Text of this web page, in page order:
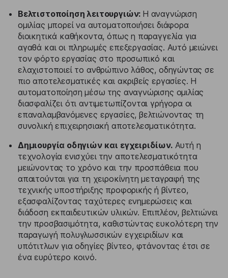
Βελτιστοποίηση λειτουργιών: Η αναγνώριση
ομιλίας μπορεί να αυτοματοποιήσει διάφορα
διοικητικά καθήκοντα, όπως η παραγγελία για
αγαθά και οι πληρωμές επεξεργασίας. Αυτό μειώνει
τον φόρτο εργασίας στο προσωπικό και
ελαχιστοποιεί το ανθρώπινο λάθος, οδηγώντας σε
πιο αποτελεσματικές και ακριβείς εργασίες. Η
αυτοματοποίηση μέσω της αναγνώρισης ομιλίας
διασφαλίζει ότι αντιμετωπίζονται γρήγορα οι
επαναλαμβανόμενες εργασίες, βελτιώνοντας τη
συνολική επιχειρησιακή αποτελεσματικότητα.
Δημιουργία οδηγιών και εγχειριδίων.Αυτή η
τεχνολογία ενισχύει την αποτελεσματικότητα
μειώνοντας το χρόνο και την προσπάθεια που
απαιτούνται για τη χειροκίνητη μεταγραφή της
τεχνικής υποστήριξης προφορικής ή βίντεο,
εξασφαλίζοντας ταχύτερες ενημερώσεις και
διάδοση εκπαιδευτικών υλικών. Επιπλέον, βελτιώνει
την προσβασιμότητα, καθιστώντας ευκολότερη την
παραγωγή πολυγλωσσικών εγχειριδίων και
υπότιτλων για οδηγίες βίντεο, φτάνοντας έτσι σε
ένα ευρύτερο κοινό.